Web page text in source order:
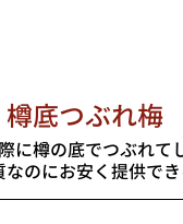
樽底つぶれ梅
に樽の底でつぶれて
のにお安く提供でき